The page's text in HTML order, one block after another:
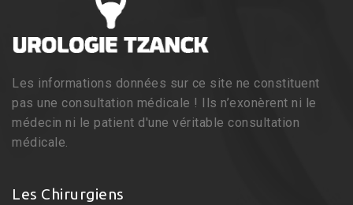
Les informations données sur ce site ne constituent
pas une consultation médicale ! Ils n’exonèrent ni le
médecin ni le patient d'une véritable consultation
médicale.
Les Chirurgiens